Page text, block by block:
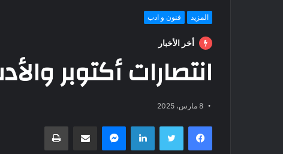
المزيد فنون و ادب
أخر الأخبار
انتصارات أكتوبر
8 مارس، 2025
فيسبوك تويتر لينكدإن ماسنجر مشاركة عبر البريد طباعة